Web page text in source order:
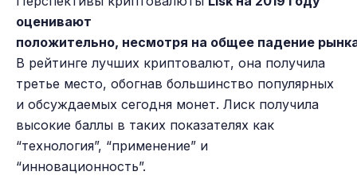
оценивают
положительно, несмотря на общее падение
В рейтинге лучших криптовалют, она получила
третье место, обогнав большинство популярных
и обсуждаемых сегодня монет. Лиск получила
высокие баллы в таких показателях как
“технология”, “применение” и
“инновационность”.